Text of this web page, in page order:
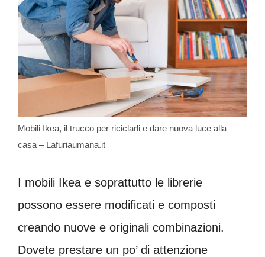
Mobili Ikea, il trucco per riciclarli e dare nuova luce alla
casa – Lafuriaumana.it
I mobili Ikea e soprattutto le librerie
possono essere modificati e composti
creando nuove e originali combinazioni.
Dovete prestare un po’ di attenzione